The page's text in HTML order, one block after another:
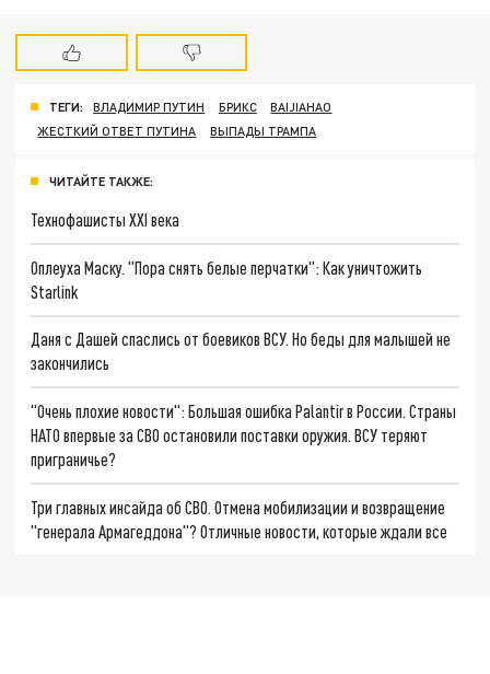
ТЕГИ: ВЛАДИМИР ПУТИН БРИКС
BAIJIAHAO
ЖЕСТКИЙ ОТВЕТ ПУТИНА
ВЫПАДЫ ТРАМПА
ЧИТАЙТЕ ТАКЖЕ:
Технофашисты XXI века
Оплеуха Маску. "Пора снять белые перчатки": Как уничтожить
Starlink
Даня с Дашей спаслись от боевиков ВСУ. Но беды для малышей не
закончились
"Очень плохие новости": Большая ошибка Palantir в России. Страны
НАТО впервые за СВО остановили поставки оружия. ВСУ теряют
приграничье?
Три главных инсайда об СВО. Отмена мобилизации и возвращение
"генерала Армагеддона"? Отличные новости, которые ждали все